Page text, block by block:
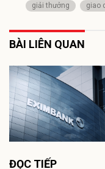
giải thưởng
giao
BÀI LIÊN QUAN
ĐỌC TIẾP